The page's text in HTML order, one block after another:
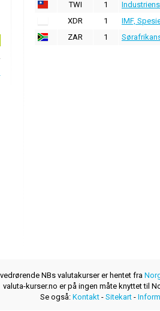
TWI
1
XDR
1 IMF,
ZAR
1
NBs valutakurser er hentet fra
valuta-kurser.no er på ingen måte knyttet til
Se også: Kontakt- Sitekart-